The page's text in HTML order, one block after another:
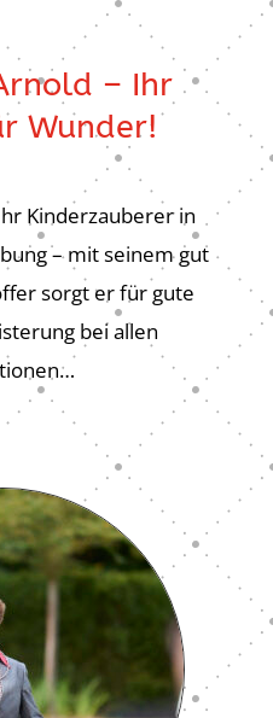
– Ihr
Wunder!
Kinderzauberer in
– mit seinem gut
sorgt er für gute
bei allen